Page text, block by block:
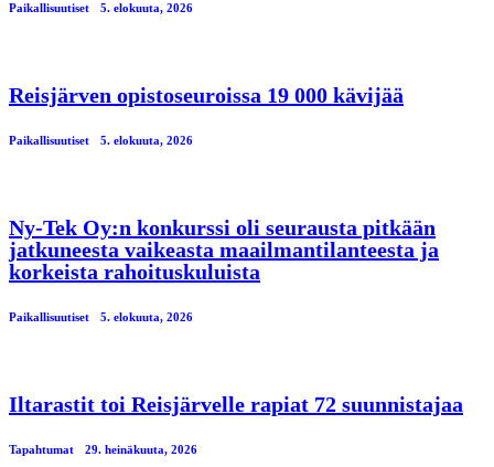
Paikallisuutiset 5. elokuuta, 2026
Reisjärven opistoseuroissa 19 000 kävijää
Paikallisuutiset 5. elokuuta, 2026
Ny-Tek Oy:n konkurssi oli seurausta pitkään
jatkuneesta vaikeasta maailmantilanteesta ja
korkeista rahoituskuluista
Paikallisuutiset 5. elokuuta, 2026
Iltarastit toi Reisjärvelle rapiat 72 suunnistajaa
Tapahtumat 29. heinäkuuta, 2026